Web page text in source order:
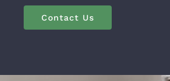
Contact Us